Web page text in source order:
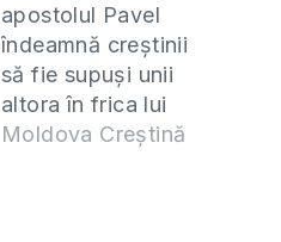
apostolul Pavel
îndeamnă creștinii
să fie supuși unii
altora în frica lui
Hristos. Ce
Moldova Creștină